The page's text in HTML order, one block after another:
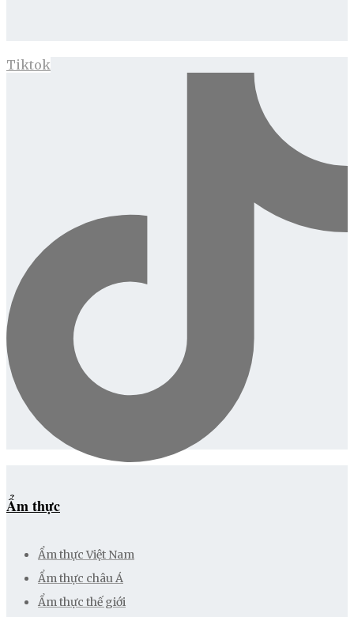
Tiktok
Ẩm thực
Ẩm thực Việt Nam
Ẩm thực châu Á
Ẩm thực thế giới